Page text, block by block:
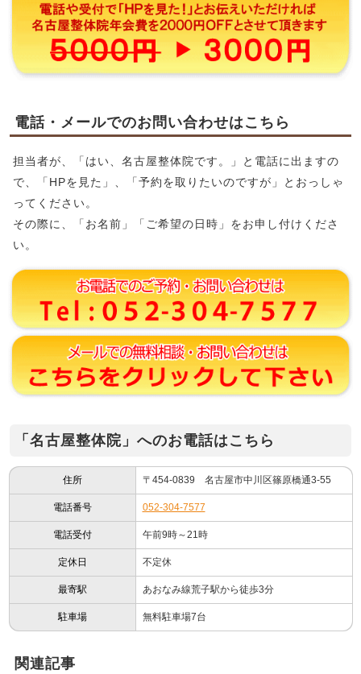
電話・メールでのお問い合わせはこちら
担当者が、「はい、名古屋整体院です。」と電話に出ますの
で、「HPを見た」、「予約を取りたいのですが」とおっしゃ
ってください。
その際に、「お名前」「ご希望の日時」をお申し付けくださ
い。
「名古屋整体院」へのお電話はこちら
住所 〒454-0839 名古屋市中川区篠原橋通3-55
電話番号 052-304-7577
電話受付 午前9時～21時
定休日 不定休
最寄駅 あおなみ線荒子駅から徒歩3分
駐車場 無料駐車場7台
関連記事